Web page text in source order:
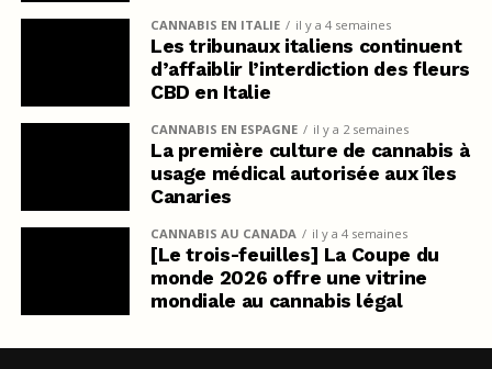
CANNABIS EN ITALIE il y a 4 semaines
Les tribunaux italiens continuent
d’affaiblir l’interdiction des fleurs
CBD en Italie
CANNABIS EN ESPAGNE il y a 2 semaines
La première culture de cannabis à
usage médical autorisée aux îles
Canaries
CANNABIS AU CANADA il y a 4 semaines
[Le trois-feuilles] La Coupe du
monde 2026 offre une vitrine
mondiale au cannabis légal